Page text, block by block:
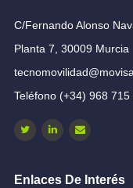
C/Fernando Alonso
Planta 7, 30009 Murcia
Teléfono (+34) 968 715
Enlaces De Interés